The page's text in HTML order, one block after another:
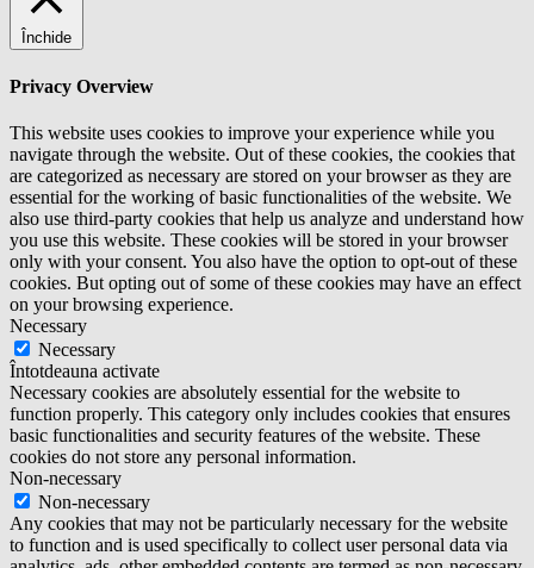
Închide
Privacy Overview
This website uses cookies to improve your experience while you
navigate through the website. Out of these cookies, the cookies that
are categorized as necessary are stored on your browser as they are
essential for the working of basic functionalities of the website. We
also use third-party cookies that help us analyze and understand how
you use this website. These cookies will be stored in your browser
only with your consent. You also have the option to opt-out of these
cookies. But opting out of some of these cookies may have an effect
on your browsing experience.
Necessary
Necessary
Întotdeauna activate
Necessary cookies are absolutely essential for the website to
function properly. This category only includes cookies that ensures
basic functionalities and security features of the website. These
cookies do not store any personal information.
Non-necessary
Non-necessary
Any cookies that may not be particularly necessary for the website
to function and is used specifically to collect user personal data via